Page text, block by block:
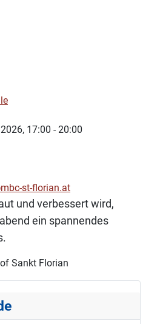
17:00 - 20:00
st-florian.at
und verbessert wird,
ein spannendes
Sankt Florian